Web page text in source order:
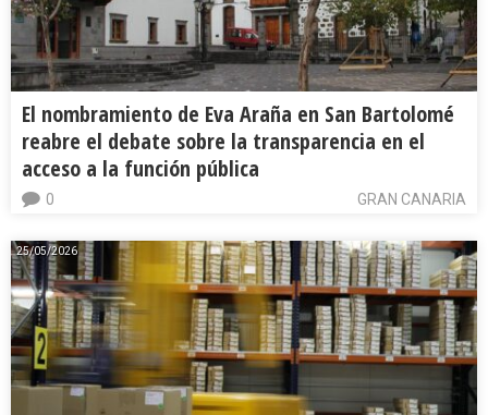
El nombramiento de Eva Araña en San Bartolomé
reabre el debate sobre la transparencia en el
acceso a la función pública
GRAN CANARIA
0
25/05/2026